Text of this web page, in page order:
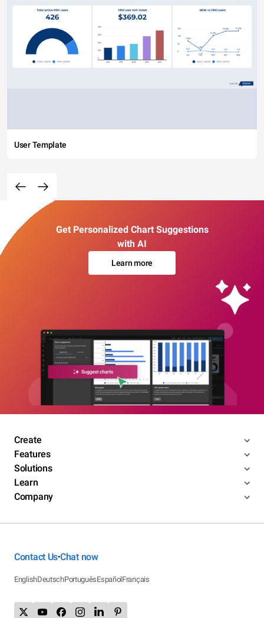
User Template
Get Personalized Chart Suggestions
with AI
Learn more
Create
Features
Solutions
Learn
Company
Contact Us•Chat now
EnglishDeutschPortuguêsEspañolFrançais